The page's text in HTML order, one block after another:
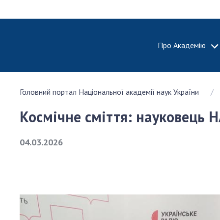
Про Академію
Про
України
НАН
Головний портал Національної академії наук України
Космічне сміття: науковець
04.03.2026